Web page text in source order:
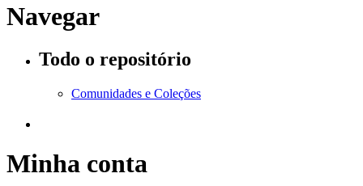
Navegar
Todo o repositório
Comunidades e Coleções
Minha conta